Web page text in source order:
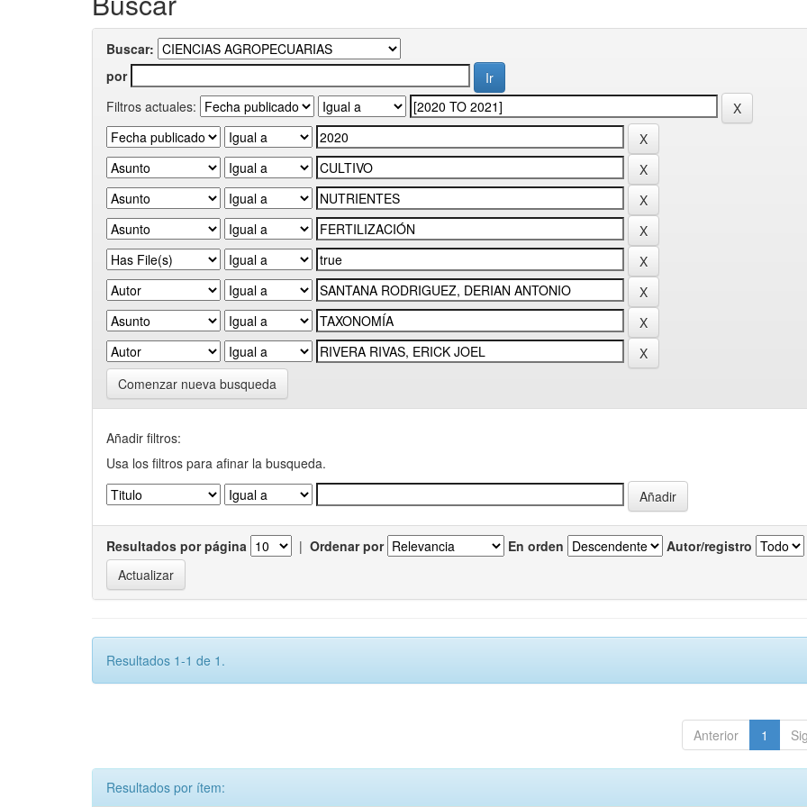
Buscar:
por
Filtros actuales:
Comenzar nueva busqueda
Añadir filtros:
Usa los filtros para afinar la busqueda.
Resultados por página | Ordenar por En orden Autor/registro
Resultados 1-1 de 1.
Anterior 1
Resultados por ítem: